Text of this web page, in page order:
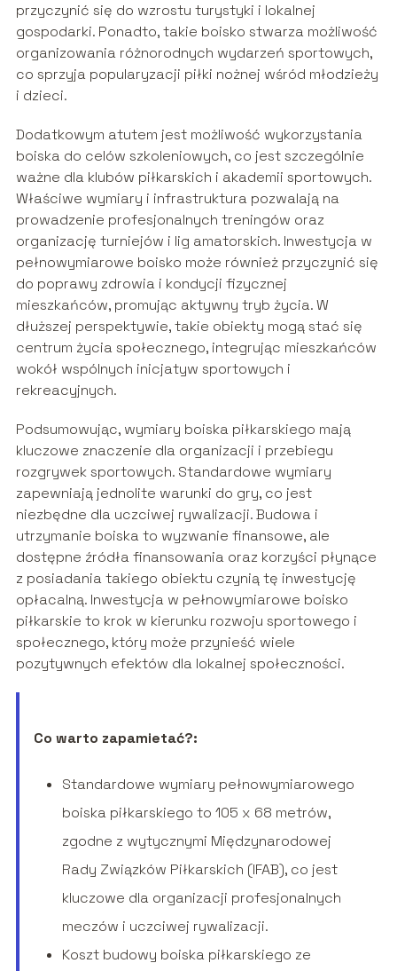
przyczynić się do wzrostu turystyki i lokalnej
gospodarki. Ponadto, takie boisko stwarza możliwość
organizowania różnorodnych wydarzeń sportowych,
co sprzyja popularyzacji piłki nożnej wśród młodzieży
i dzieci.
Dodatkowym atutem jest możliwość wykorzystania
boiska do celów szkoleniowych, co jest szczególnie
ważne dla klubów piłkarskich i akademii sportowych.
Właściwe wymiary i infrastruktura pozwalają na
prowadzenie profesjonalnych treningów oraz
organizację turniejów i lig amatorskich. Inwestycja w
pełnowymiarowe boisko może również przyczynić się
do poprawy zdrowia i kondycji fizycznej
mieszkańców, promując aktywny tryb życia. W
dłuższej perspektywie, takie obiekty mogą stać się
centrum życia społecznego, integrując mieszkańców
wokół wspólnych inicjatyw sportowych i
rekreacyjnych.
Podsumowując, wymiary boiska piłkarskiego mają
kluczowe znaczenie dla organizacji i przebiegu
rozgrywek sportowych. Standardowe wymiary
zapewniają jednolite warunki do gry, co jest
niezbędne dla uczciwej rywalizacji. Budowa i
utrzymanie boiska to wyzwanie finansowe, ale
dostępne źródła finansowania oraz korzyści płynące
z posiadania takiego obiektu czynią tę inwestycję
opłacalną. Inwestycja w pełnowymiarowe boisko
piłkarskie to krok w kierunku rozwoju sportowego i
społecznego, który może przynieść wiele
pozytywnych efektów dla lokalnej społeczności.
Co warto zapamietać?:
Standardowe wymiary pełnowymiarowego
boiska piłkarskiego to 105 x 68 metrów,
zgodne z wytycznymi Międzynarodowej
Rady Związków Piłkarskich (IFAB), co jest
kluczowe dla organizacji profesjonalnych
meczów i uczciwej rywalizacji.
Koszt budowy boiska piłkarskiego ze